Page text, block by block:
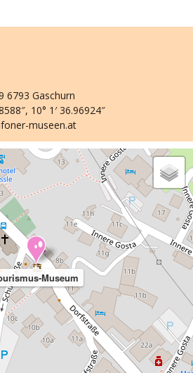
6793 Gaschurn
10° 1′ 36.96924″
museen.at
Museum